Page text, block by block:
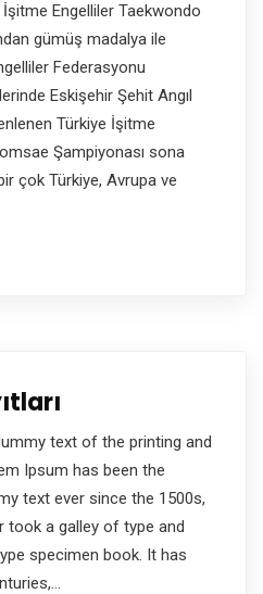
Engelliler Taekwondo
gümüş madalya ile
Federasyonu
Eskişehir Şehit Angıl
Türkiye İşitme
Şampiyonası sona
çok Türkiye, Avrupa ve
text of the printing and
Ipsum has been the
text ever since the 1500s,
took a galley of type and
specimen book. It has